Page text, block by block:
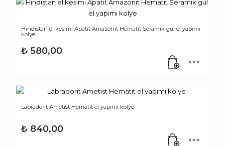
Hindistan el kesimi Apatit Amazonit Hematit Seramik gül el yapımı
kolye
₺ 580,00
Labradorit Ametist Hematit el yapımı kolye
₺ 840,00